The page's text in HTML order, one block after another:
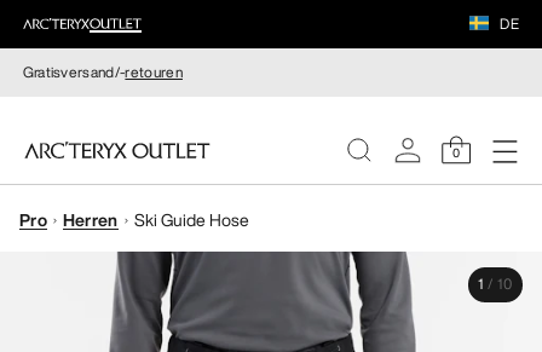
DE
Gratisversand/-retouren
0
DAMEN
HERREN
Pro Herren Ski Guide Hose
1 / 10